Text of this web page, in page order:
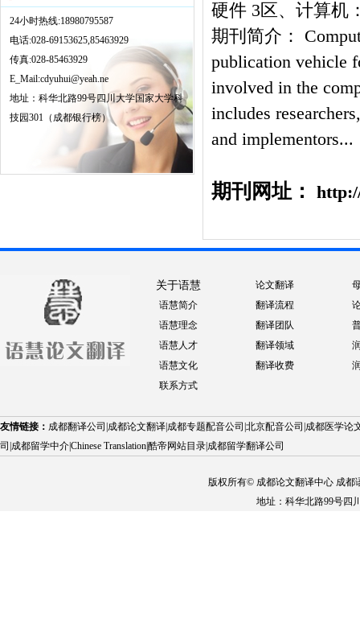
24小时热线:18980795587
电话:028-69153625,85463929
传真:028-85463929
E_Mail:cdyuhui@yeah.ne
地址：科华北路99号四川大学国家大学科
技园301（成都银行榜）
硬件 3区、计算机
期刊简介：
publication vehicle
involved in the
includes
and implementors...
期刊网址：
关于语慧
语慧简介
语慧理念
语慧人才
语慧文化
联系方式
论文翻译
翻译流程
翻译团队
翻译领域
翻译收费
友情链接： 成都翻译公司 成都论文翻译 成都专题配音公司 北京配音公司 成都医学论
司 成都留学中介Chinese Translation酷帝网站目录 成都留学翻译公司
版权所有© 成都论文翻译中心 成都
地址：科华北路99号四